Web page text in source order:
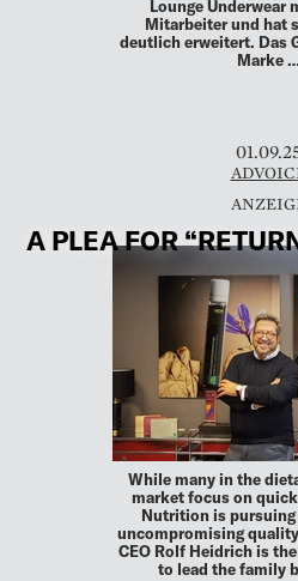
Lounge Underwear
Mitarbeiter und hat
deutlich erweitert. Das
Marke
A PLEA FOR
While many in the
market focus on
Nutrition is
uncompromising
CEO Rolf Heidrich is
to lead the family